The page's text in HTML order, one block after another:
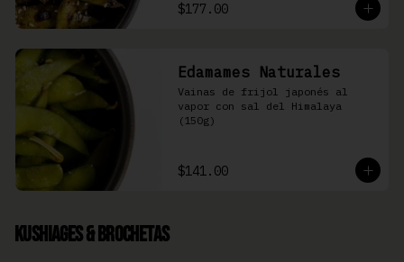
$177.00
Edamames Naturales
Vainas de frijol japonés al
vapor con sal del Himalaya
(150g)
$141.00
Kushiages & Brochetas